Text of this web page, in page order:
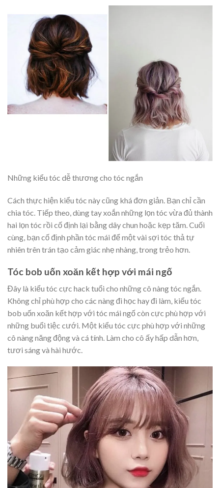
Những kiểu tóc dễ thương cho tóc ngắn
Cách thực hiện kiểu tóc này cũng khá đơn giản. Bạn chỉ cần
chia tóc. Tiếp theo, dùng tay xoắn những lọn tóc vừa đủ thành
hai lọn tóc rồi cố định lại bằng dây chun hoặc kẹp tăm. Cuối
cùng, bạn cố định phần tóc mái để một vài sợi tóc thả tự
nhiên trên trán tạo cảm giác nhẹ nhàng, trong trẻo hơn.
Tóc bob uốn xoăn kết hợp với mái ngố
Đây là kiểu tóc cực hack tuổi cho những cô nàng tóc ngắn.
Không chỉ phù hợp cho các nàng đi học hay đi làm, kiểu tóc
bob uốn xoăn kết hợp với tóc mái ngố còn cực phù hợp với
những buổi tiệc cưới. Một kiểu tóc cực phù hợp với những
cô nàng năng động và cá tính. Làm cho cô ấy hấp dẫn hơn,
tươi sáng và hài hước.